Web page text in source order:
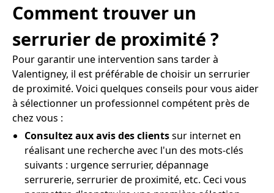
Comment trouver un
serrurier de proximité ?
Pour garantir une intervention sans tarder à
Valentigney, il est préférable de choisir un serrurier
de proximité. Voici quelques conseils pour vous aider
à sélectionner un professionnel compétent près de
chez vous :
Consultez aux avis des clientssur internet en
réalisant une recherche avec l'un des mots-clés
suivants : urgence serrurier, dépannage
serrurerie, serrurier de proximité, etc. Ceci vous